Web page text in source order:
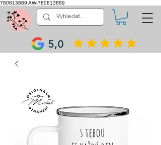
780813889 AW-780813889
5,0